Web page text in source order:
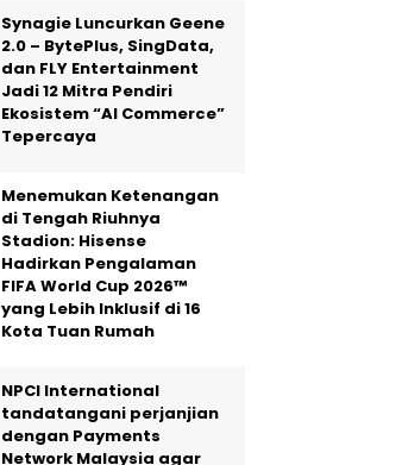
Synagie Luncurkan Geene
2.0 – BytePlus, SingData,
dan FLY Entertainment
Jadi 12 Mitra Pendiri
Ekosistem “AI Commerce”
Tepercaya
Menemukan Ketenangan
di Tengah Riuhnya
Stadion: Hisense
Hadirkan Pengalaman
FIFA World Cup 2026™
yang Lebih Inklusif di 16
Kota Tuan Rumah
NPCI International
tandatangani perjanjian
dengan Payments
Network Malaysia agar